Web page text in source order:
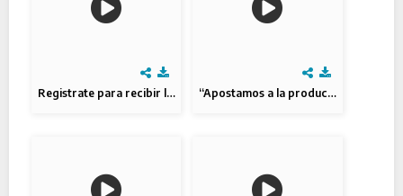
VISITAS GUIADAS
Registrate para recibir la vacuna “Apostamos a la producción y al trabajo argentino”